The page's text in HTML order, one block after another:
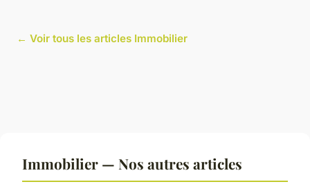
← Voir tous les articles Immobilier
Immobilier — Nos autres articles